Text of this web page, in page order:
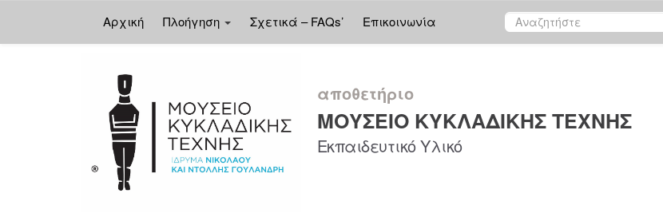
Αρχική Πλοήγηση Σχετικά – FAQs’ Επικοινωνία
αποθετήριο
ΜΟΥΣΕΙΟ ΚΥΚΛΑΔΙΚΗΣ ΤΕΧΝΗΣ
Εκπαιδευτικό Υλικό